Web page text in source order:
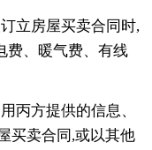
立房屋买卖合同时,
费、暖气费、有线
丙方提供的信息、
买卖合同,或以其他